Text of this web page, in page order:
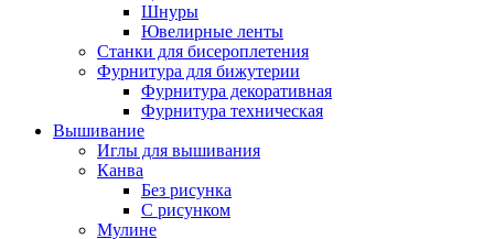
Шнуры
Ювелирные ленты
Станки для бисероплетения
Фурнитура для бижутерии
Фурнитура декоративная
Фурнитура техническая
Вышивание
Иглы для вышивания
Канва
Без рисунка
С рисунком
Мулине